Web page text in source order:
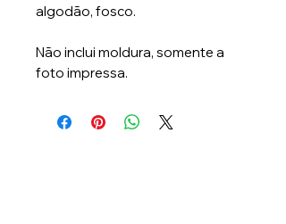
algodão, fosco.
Não inclui moldura, somente a
foto impressa.